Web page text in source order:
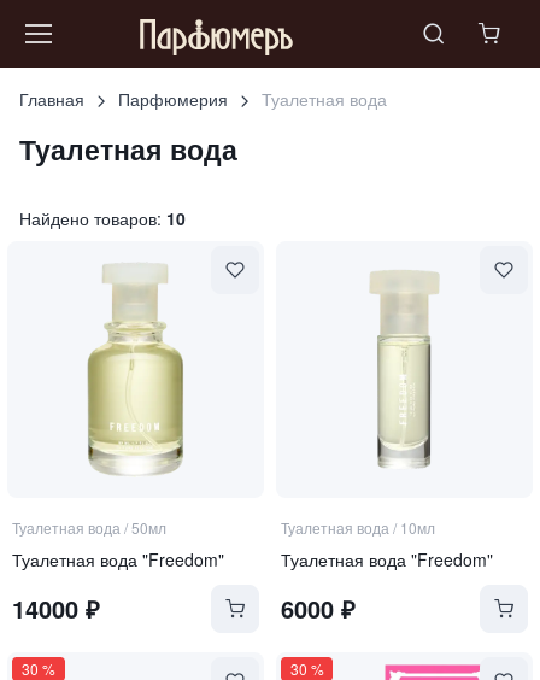
Главная Парфюмерия Туалетная вода
Туалетная вода
Найдено товаров: 10
Туалетная вода /50мл
Туалетная вода "Freedom"
14000 ₽
Туалетная вода / 10мл
Туалетная вода "Freedom"
6000₽
30 % 30 %